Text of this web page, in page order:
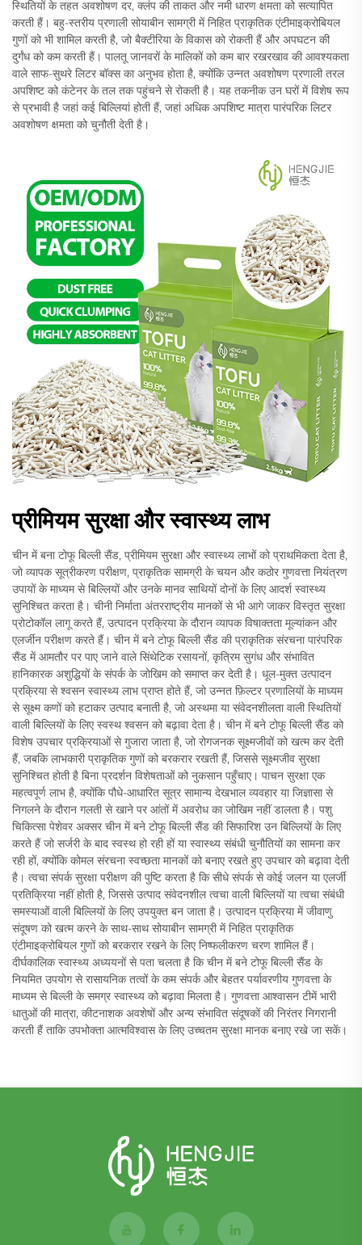
स्थितियों के तहत अवशोषण दर, क्लंप की ताकत और नमी धारण क्षमता को सत्यापित
करती हैं। बहु-स्तरीय प्रणाली सोयाबीन सामग्री में निहित प्राकृतिक एंटीमाइक्रोबियल
गुणों को भी शामिल करती है, जो बैक्टीरिया के विकास को रोकती हैं और अपघटन की
दुर्गंध को कम करती हैं। पालतू जानवरों के मालिकों को कम बार रखरखाव की आवश्यकता
वाले साफ-सुथरे लिटर बॉक्स का अनुभव होता है, क्योंकि उन्नत अवशोषण प्रणाली तरल
अपशिष्ट को कंटेनर के तल तक पहुंचने से रोकती है। यह तकनीक उन घरों में विशेष रूप
से प्रभावी है जहां कई बिल्लियां होती हैं, जहां अधिक अपशिष्ट मात्रा पारंपरिक लिटर
अवशोषण क्षमता को चुनौती देती है।
प्रीमियम सुरक्षा और स्वास्थ्य लाभ
चीन में बना टोफू बिल्ली सैंड, प्रीमियम सुरक्षा और स्वास्थ्य लाभों को प्राथमिकता देता है,
जो व्यापक सूत्रीकरण परीक्षण, प्राकृतिक सामग्री के चयन और कठोर गुणवत्ता नियंत्रण
उपायों के माध्यम से बिल्लियों और उनके मानव साथियों दोनों के लिए आदर्श स्वास्थ्य
सुनिश्चित करता है। चीनी निर्माता अंतरराष्ट्रीय मानकों से भी आगे जाकर विस्तृत सुरक्षा
प्रोटोकॉल लागू करते हैं, उत्पादन प्रक्रिया के दौरान व्यापक विषाक्तता मूल्यांकन और
एलर्जीन परीक्षण करते हैं। चीन में बने टोफू बिल्ली सैंड की प्राकृतिक संरचना पारंपरिक
सैंड में आमतौर पर पाए जाने वाले सिंथेटिक रसायनों, कृत्रिम सुगंध और संभावित
हानिकारक अशुद्धियों के संपर्क के जोखिम को समाप्त कर देती है। धूल-मुक्त उत्पादन
प्रक्रिया से श्वसन स्वास्थ्य लाभ प्राप्त होते हैं, जो उन्नत फ़िल्टर प्रणालियों के माध्यम
से सूक्ष्म कणों को हटाकर उत्पाद बनाती है, जो अस्थमा या संवेदनशीलता वाली स्थितियों
वाली बिल्लियों के लिए स्वस्थ श्वसन को बढ़ावा देता है। चीन में बने टोफू बिल्ली सैंड को
विशेष उपचार प्रक्रियाओं से गुजारा जाता है, जो रोगजनक सूक्ष्मजीवों को खत्म कर देती
हैं, जबकि लाभकारी प्राकृतिक गुणों को बरकरार रखती हैं, जिससे सूक्ष्मजीव सुरक्षा
सुनिश्चित होती है बिना प्रदर्शन विशेषताओं को नुकसान पहुँचाए। पाचन सुरक्षा एक
महत्वपूर्ण लाभ है, क्योंकि पौधे-आधारित सूत्र सामान्य देखभाल व्यवहार या जिज्ञासा से
निगलने के दौरान गलती से खाने पर आंतों में अवरोध का जोखिम नहीं डालता है। पशु
चिकित्सा पेशेवर अक्सर चीन में बने टोफू बिल्ली सैंड की सिफारिश उन बिल्लियों के लिए
करते हैं जो सर्जरी के बाद स्वस्थ हो रही हों या स्वास्थ्य संबंधी चुनौतियों का सामना कर
रही हों, क्योंकि कोमल संरचना स्वच्छता मानकों को बनाए रखते हुए उपचार को बढ़ावा देती
है। त्वचा संपर्क सुरक्षा परीक्षण की पुष्टि करता है कि सीधे संपर्क से कोई जलन या एलर्जी
प्रतिक्रिया नहीं होती है, जिससे उत्पाद संवेदनशील त्वचा वाली बिल्लियों या त्वचा संबंधी
समस्याओं वाली बिल्लियों के लिए उपयुक्त बन जाता है। उत्पादन प्रक्रिया में जीवाणु
संदूषण को खत्म करने के साथ-साथ सोयाबीन सामग्री में निहित प्राकृतिक
एंटीमाइक्रोबियल गुणों को बरकरार रखने के लिए निष्फलीकरण चरण शामिल हैं।
दीर्घकालिक स्वास्थ्य अध्ययनों से पता चलता है कि चीन में बने टोफू बिल्ली सैंड के
नियमित उपयोग से रासायनिक तत्वों के कम संपर्क और बेहतर पर्यावरणीय गुणवत्ता के
माध्यम से बिल्ली के समग्र स्वास्थ्य को बढ़ावा मिलता है। गुणवत्ता आश्वासन टीमें भारी
धातुओं की मात्रा, कीटनाशक अवशेषों और अन्य संभावित संदूषकों की निरंतर निगरानी
करती हैं ताकि उपभोक्ता आत्मविश्वास के लिए उच्चतम सुरक्षा मानक बनाए रखे जा सकें।